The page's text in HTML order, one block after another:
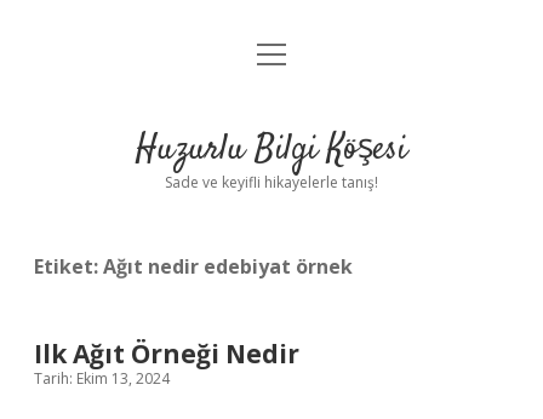
Anasayfa
Yasal Uyarı
menüyü
Huzurlu Bilgi Köşesi
Sade ve keyifli hikayelerle tanış!
Etiket:Ağıt nedir edebiyat örnek
Ilk Ağıt Örneği Nedir
Tarih: Ekim 13, 2024